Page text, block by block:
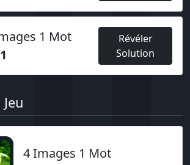
1 Mot
Révéler
Solution
4 Images 1 Mot